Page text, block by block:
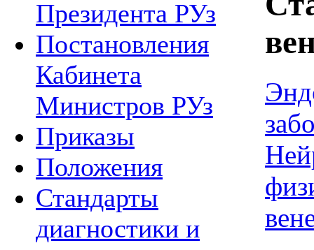
Президента РУз
Постановления
Кабинета
Министров РУз
Приказы
Положения
Стандарты
диагностики и